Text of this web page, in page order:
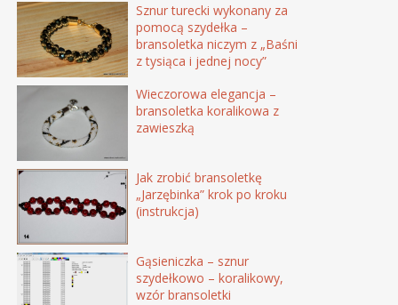
Sznur turecki wykonany za
pomocą szydełka –
bransoletka niczym z „Baśni
z tysiąca i jednej nocy”
Wieczorowa elegancja –
bransoletka koralikowa z
zawieszką
Jak zrobić bransoletkę
„Jarzębinka” krok po kroku
(instrukcja)
Gąsieniczka – sznur
szydełkowo – koralikowy,
wzór bransoletki